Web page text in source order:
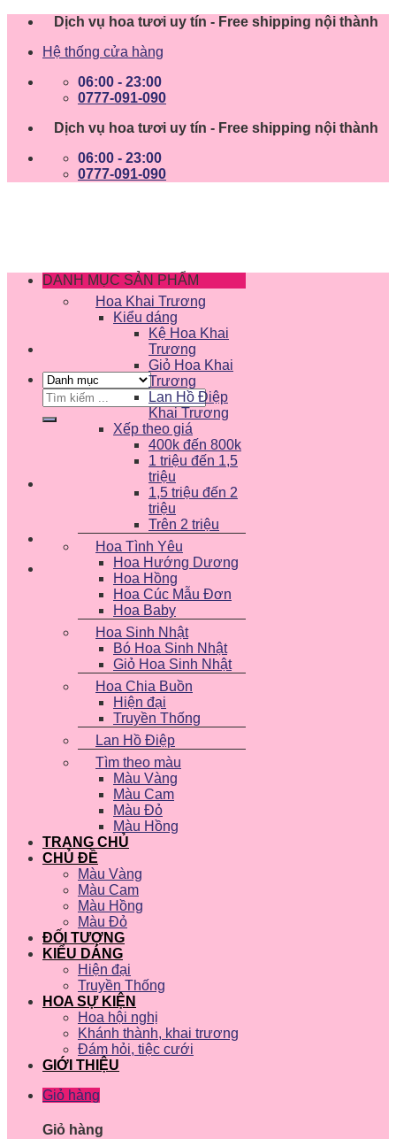
Skip
content
Dịch vụ hoa tươi uy tín - Free shipping nội thành
Hệ thống cửa hàng
06:00 - 23:00
0777-091-090
Dịch vụ hoa tươi uy tín - Free shipping nội thành
06:00 - 23:00
0777-091-090
Tìm
kiếm:
DANH MỤC SẢN PHẨM
Hoa Khai Trương
Kiểu dáng
Kệ Hoa Khai
Trương
Giỏ Hoa Khai
Trương
Lan Hồ Điệp
Khai Trương
Xếp theo giá
400k đến 800k
1 triệu đến 1,5
triệu
1,5 triệu đến 2
triệu
Trên 2 triệu
Hoa Tình Yêu
Hoa Hướng Dương
Hoa Hồng
Hoa Cúc Mẫu Đơn
Hoa Baby
Hoa Sinh Nhật
Bó Hoa Sinh Nhật
Giỏ Hoa Sinh Nhật
Hoa Chia Buồn
Hiện đại
Truyền Thống
Lan Hồ Điệp
Tìm theo màu
Màu Vàng
Màu Cam
Màu Đỏ
Màu Hồng
TRANG CHỦ
CHỦ ĐỀ
Màu Vàng
Màu Cam
Màu Hồng
Màu Đỏ
ĐỐI TƯỢNG
KIỂU DÁNG
Hiện đại
Truyền Thống
HOA SỰ KIỆN
Hoa hội nghị
Khánh thành, khai trương
Đám hỏi, tiệc cưới
GIỚI THIỆU
Giỏ hàng
Giỏ hàng